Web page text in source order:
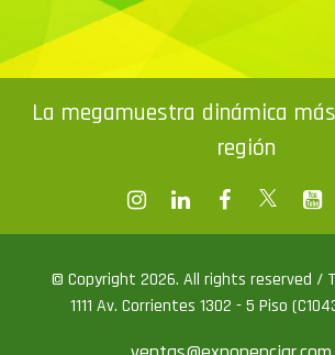
La megamuestra dinámica
región
© Copyright 2026. All rights reserved /
1111 Av. Corrientes 1302 - 5 Piso